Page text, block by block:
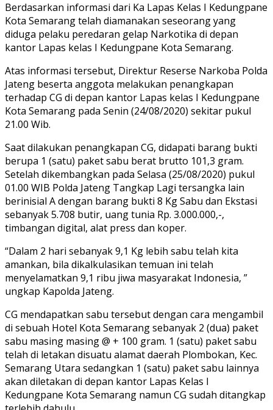
Berdasarkan informasi dari Ka Lapas Kelas I Kedungpane
Kota Semarang telah diamanakan seseorang yang
diduga pelaku peredaran gelap Narkotika di depan
kantor Lapas kelas I Kedungpane Kota Semarang.
Atas informasi tersebut, Direktur Reserse Narkoba Polda
Jateng beserta anggota melakukan penangkapan
terhadap CG di depan kantor Lapas kelas I Kedungpane
Kota Semarang pada Senin (24/08/2020) sekitar pukul
21.00 Wib.
Saat dilakukan penangkapan CG, didapati barang bukti
berupa 1 (satu) paket sabu berat brutto 101,3 gram.
Setelah dikembangkan pada Selasa (25/08/2020) pukul
01.00 WIB Polda Jateng Tangkap Lagi tersangka lain
berinisial A dengan barang bukti 8 Kg Sabu dan Ekstasi
sebanyak 5.708 butir, uang tunia Rp. 3.000.000,-,
timbangan digital, alat press dan koper.
“Dalam 2 hari sebanyak 9,1 Kg lebih sabu telah kita
amankan, bila dikalkulasikan temuan ini telah
menyelamatkan 9,1 ribu jiwa masyarakat Indonesia, ”
ungkap Kapolda Jateng.
CG mendapatkan sabu tersebut dengan cara mengambil
di sebuah Hotel Kota Semarang sebanyak 2 (dua) paket
sabu masing masing @ + 100 gram. 1 (satu) paket sabu
telah di letakan disuatu alamat daerah Plombokan, Kec.
Semarang Utara sedangkan 1 (satu) paket sabu lainnya
akan diletakan di depan kantor Lapas Kelas I
Kedungpane Kota Semarang namun CG sudah ditangkap